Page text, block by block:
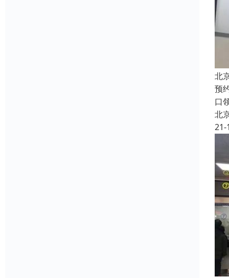
北
预
口
北
21-